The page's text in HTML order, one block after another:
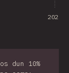
2020
dun 10%